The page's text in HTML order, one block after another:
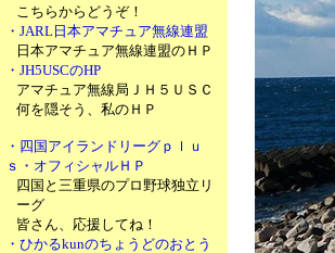
こちらからどうぞ！
・JARL日本アマチュア無線連盟
日本アマチュア無線連盟のＨＰ
・JH5USCのHP
アマチュア無線局ＪＨ５ＵＳＣ
何を隠そう、私のＨＰ
・四国アイランドリーグｐｌｕ
ｓ・オフィシャルＨＰ
四国と三重県のプロ野球独立リ
ーグ
皆さん、応援してね！
・ひかるkunのちょうどのおとう